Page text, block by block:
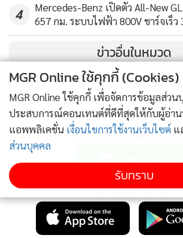
4
Mercedes-Benz เปิดตัว All-New
657 กม. ระบบไฟฟ้า 800V ชาร์จเร็ว
ข่าวอื่นในหมวด
ติดตามข่าวสารผ่านทาง
MGR Online Application
MGR Online ใช้คุกกี้ (Cookies)
MGR Online ใช้คุกกี้ เพื่อจัดการข้อมูลส่ว
ประสบการณ์คอนเทนต์ที่ดีที่สุดให้กับผู้อ่า
แอพพลิเคชั่น เงื่อนไขการใช้งานเว็บไซต์ แ
ส่วนบุคคล
รับทราบ